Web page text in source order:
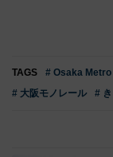
TAGS # Osaka Metro
# 大阪モノレール
#